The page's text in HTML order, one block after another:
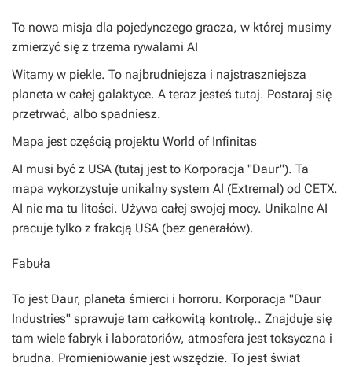
To nowa misja dla pojedynczego gracza, w której musimy
zmierzyć się z trzema rywalami AI
Witamy w piekle. To najbrudniejsza i najstraszniejsza
planeta w całej galaktyce. A teraz jesteś tutaj. Postaraj się
przetrwać, albo spadniesz.
Mapa jest częścią projektu World of Infinitas
AI musi być z USA (tutaj jest to Korporacja "Daur"). Ta
mapa wykorzystuje unikalny system AI (Extremal) od CETX.
AI nie ma tu litości. Używa całej swojej mocy. Unikalne AI
pracuje tylko z frakcją USA (bez generałów).
Fabuła
To jest Daur, planeta śmierci i horroru. Korporacja "Daur
Industries" sprawuje tam całkowitą kontrolę.. Znajduje się
tam wiele fabryk i laboratoriów, atmosfera jest toksyczna i
brudna. Promieniowanie jest wszędzie. To jest świat